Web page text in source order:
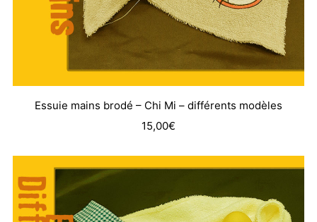
Essuie mains brodé – Chi Mi – différents modèles
15,00€